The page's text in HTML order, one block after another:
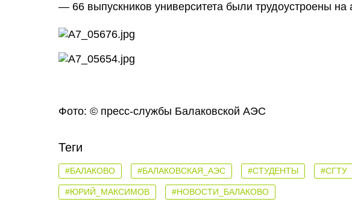
— 66 выпускников университета были трудоустроены
Фото: © пресс-службы Балаковской АЭС
Теги
#БАЛАКОВО #БАЛАКОВСКАЯ_АЭС #СТУДЕНТЫ #СГТУ
#ЮРИЙ_МАКСИМОВ #НОВОСТИ_БАЛАКОВО